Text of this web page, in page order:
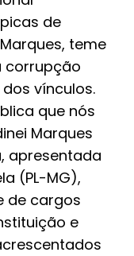
de
teme
corrupção
vínculos.
que nós
Marques
apresentada
(PL-MG),
de cargos
e